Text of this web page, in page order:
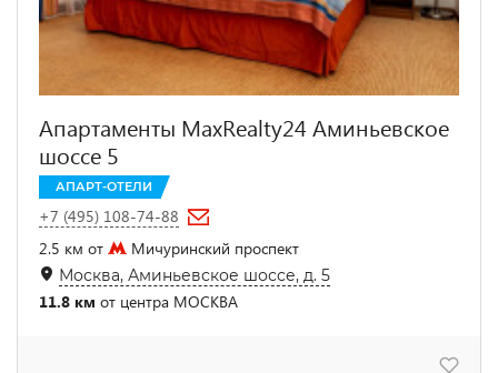
Апартаменты MaxRealty24 Аминьевское
шоссе 5
АПАРТ-ОТЕЛИ
+7 (495) 108-74-88
2.5 км от
Мичуринский проспект
Москва, Аминьевское шоссе, д. 5
11.8 км от центра МОСКВА